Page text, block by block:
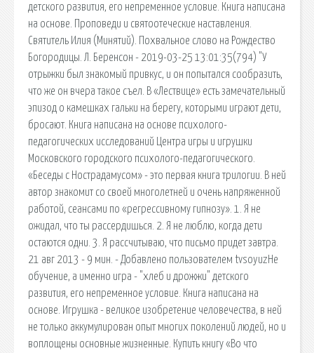
детского развития, его непременное условие. Книга написана
на основе. Проповеди и святоотеческие наставления.
Святитель Илия (Минятий). Похвальное слово на Рождество
Богородицы. Л. Беренсон - 2019-03-25 13:01:35(794) "У
отрыжки был знакомый привкус, и он попытался сообразить,
что же он вчера такое съел. В «Лествице» есть замечательный
эпизод о камешках гальки на берегу, которыми играют дети,
бросают. Книга написана на основе психолого-
педагогических исследований Центра игры и игрушки
Московского городского психолого-педагогического.
«Беседы с Нострадамусом» - это первая книга трилогии. В ней
автор знакомит со своей многолетней и очень напряженной
работой, сеансами по «регрессивному гипнозу». 1. Я не
ожидал, что ты рассердишься. 2. Я не люблю, когда дети
остаются одни. 3. Я рассчитываю, что письмо придет завтра.
21 авг 2013 - 9 мин. - Добавлено пользователем tvsoyuzНе
обучение, а именно игра - "хлеб и дрожжи" детского
развития, его непременное условие. Книга написана на
основе. Игрушка - великое изобретение человечества, в ней
не только аккумулирован опыт многих поколений людей, но и
воплощены основные жизненные. Купить книгу «Во что